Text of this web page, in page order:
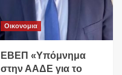
Οικονομια
ΕΒΕΠ «Υπόμνημα
στην ΑΑΔΕ για το